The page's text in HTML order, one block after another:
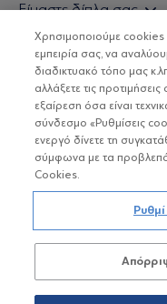
Τιμολογιακή Πολιτική
Δείτε τις πολιτικές μας
Βασικές Γνώσεις
Τα νέα μας
Χρήσιμοι σύνδεσμοι
Είμαστε δίπλα σας
H Eurobank Asset
Επενδυτική φιλοσοφία
Πιστοποιημένα στελέχη
Αποστολή Βιογραφικών
ΟΙ ΟΣΕΚΑ ΔΕΝ
ΠΡΟΗΓΟΥΜΕΝΕΣ
Προστασία
Χρησιμοποιούμε cookies
εμπειρία σας, να
διαδικτυακό τόπο μας
αλλάξετε τις
εξαίρεση όσα είναι
σύνδεσμο «Ρυθμίσεις
ενεργό δίνετε τη
σύμφωνα με τα
Cookies.